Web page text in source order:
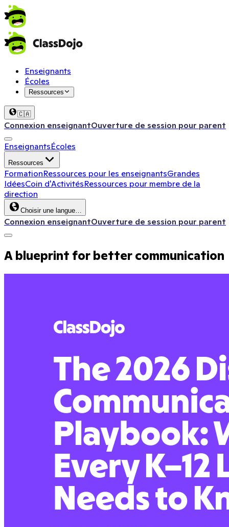
Enseignants
Écoles
Ressources
🇨🇦
Connexion enseignantOuverture de session pour parent
EnseignantsÉcoles
Ressources
FormationRessources pour les enseignantsGrandes
IdéesCoin d'ActivitésRessources pour membre de la
direction
Choisir une langue…
Connexion enseignantOuverture de session pour parent
A blueprint for better communication